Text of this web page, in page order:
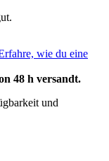
wie du eine
48 h versandt.
und